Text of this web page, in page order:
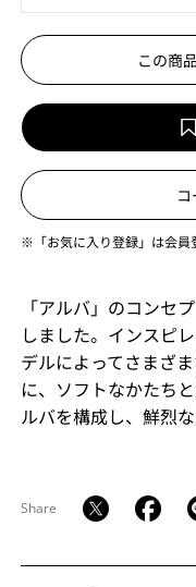
この商
※「お気に入り登録」は会員
「アルバ」のコンセ
しました。インスピ
デルによってさまざ
に、ソフトなかたち
ルバを構成し、鮮烈
Share